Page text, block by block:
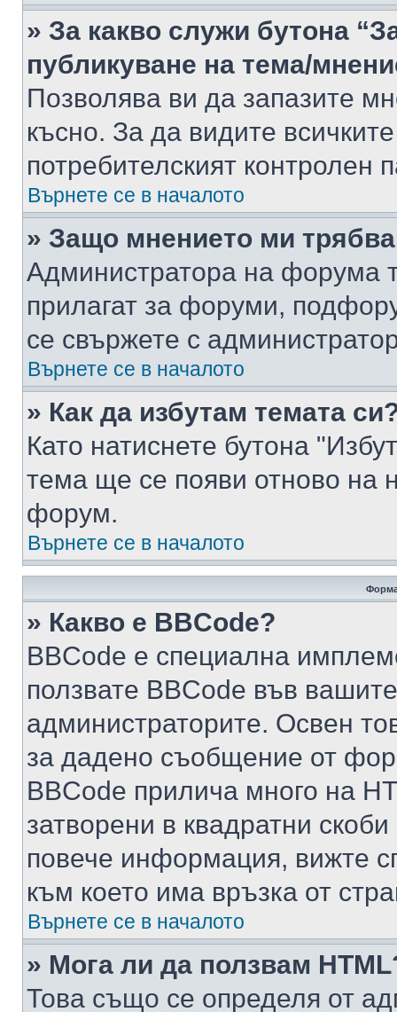
» За какво служи бутона
публикуване на тема/
Позволява ви да запазите
късно. За да видите
потребителският контролен
Върнете се в началото
» Защо мнението ми
Администратора на форума
прилагат за форуми,
се свържете с
Върнете се в началото
» Как да избутам темата
Като натиснете бутона
тема ще се появи отново на
форум.
Върнете се в началото
» Какво е BBCode?
BBCode е специална
ползвате BBCode във
администраторите. Освен
за дадено съобщение от
BBCode прилича много на
затворени в квадратни
повече информация, вижте
към което има връзка от
Върнете се в началото
» Мога ли да ползвам
Това също се определя от